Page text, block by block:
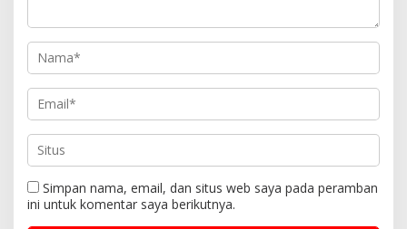
Simpan nama, email, dan situs web saya pada peramban
ini untuk komentar saya berikutnya.